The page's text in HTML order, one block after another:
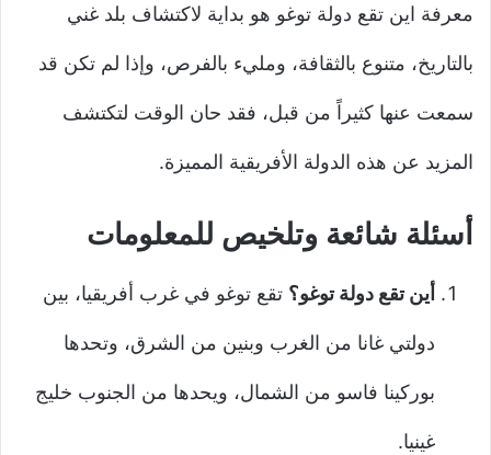
معرفة اين تقع دولة توغو هو بداية لاكتشاف بلد غني
بالتاريخ، متنوع بالثقافة، ومليء بالفرص، وإذا لم تكن قد
سمعت عنها كثيراً من قبل، فقد حان الوقت لتكتشف
المزيد عن هذه الدولة الأفريقية المميزة.
أسئلة شائعة وتلخيص للمعلومات
أين تقع دولة توغو؟ تقع توغو في غرب أفريقيا، بين
دولتي غانا من الغرب وبنين من الشرق، وتحدها
بوركينا فاسو من الشمال، ويحدها من الجنوب خليج
غينيا.